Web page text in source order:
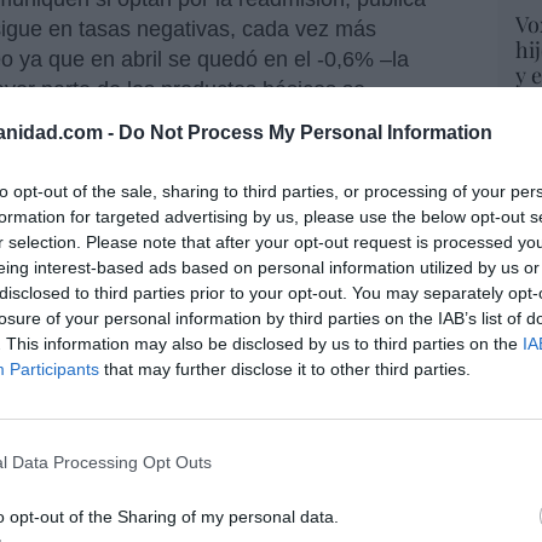
- Do Not Process My Personal Information
opt-out of the sale, sharing to third parties, or processing of your
for targeted advertising by us, please use the below opt-out
selection. Please note that after your opt-out request is processed
interest-based ads based on personal information utilized by us
to third parties prior to your opt-out. You may separately
of your personal information by third parties on the IAB’s list of
This information may also be disclosed by us to third parties on the
Participants that may further disclose it to other third parties.
Data Processing Opt Outs
opt-out of the Sharing of my personal data.
en tasas negativas, cada vez más
ya que en abril se quedó en el -0,6% –la
parte de los productos básicos se
concreto, la alimentación registra un IPC
de la inflación general. Lo que significa
necesarios, en muchos casos los
compra real. En tasa anual, usar aceite
supone un 7,5% más; legumbres y
o pescado congelado (2,7%).
de alimentos que computan en el IPC
productos están ya también el arroz, pan,
frutas en conserva, quesos, café,
subclases se le añaden los alimentos que
del IPC general, resulta que de los 38
de un tercio, están por debajo del IPC
por parte de las instituciones. Lo
y